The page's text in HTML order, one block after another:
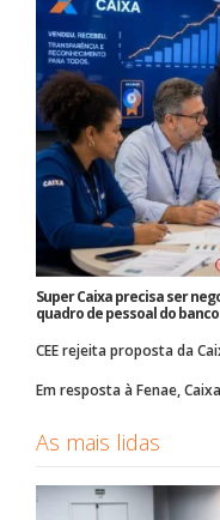
Super Caixa precisa ser
quadro de pessoal do banco
CEE rejeita proposta da
Em resposta à Fenae,
As mais lidas